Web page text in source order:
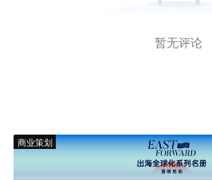
暂无评论
商业策划